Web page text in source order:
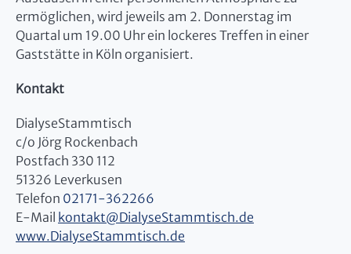
ermöglichen, wird jeweils am 2. Donnerstag im
Quartal um 19.00 Uhr ein lockeres Treffen in einer
Gaststätte in Köln organisiert.
Kontakt
DialyseStammtisch
c/o Jörg Rockenbach
Postfach 330 112
51326 Leverkusen
Telefon 02171-362266
E-Mail kontakt@DialyseStammtisch.de
www.DialyseStammtisch.de